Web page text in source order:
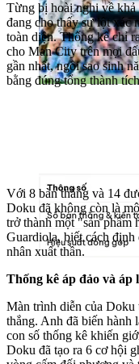
Từng bị hoài nghi về
đang cho thấy sự lột xác
toàn diện. Thống kê chỉ
cho Man City trên mọi
gần nhất, ngôi sao sinh
bằng đúng tổng thành
Với 8 bàn thắng và 14
Doku đã không còn là
trở thành một "sản phẩm
Guardiola, biết cách định
nhân xuất thần.
Thống kê áp đảo và áp
Màn trình diễn của
thắng. Anh đã biến hành
con số thống kê khiến
Doku đã tạo ra 6 cơ hội